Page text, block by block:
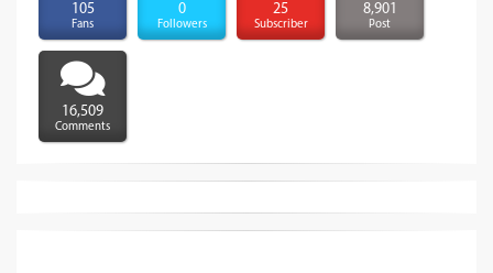
105
Fans
0
Followers
25
Subscriber
8,901
Post
16,509
Comments